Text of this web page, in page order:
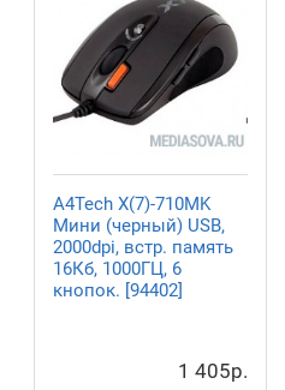
A4Tech X(7)-710MK
Мини (черный) USB,
2000dpi, встр. память
16Кб, 1000ГЦ, 6
кнопок. [94402]
1 405р.